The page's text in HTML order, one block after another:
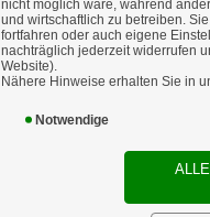
nicht möglich wäre, während
und wirtschaftlich zu betreiben.
fortfahren oder auch eigene
nachträglich jederzeit widerrufen
Website).
Nähere Hinweise erhalten Sie in
Notwendige